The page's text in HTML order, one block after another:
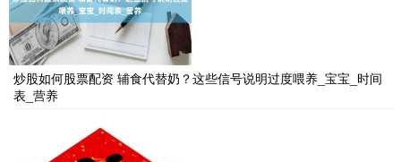
炒股如何股票配资 辅食代替奶？这些信号说明过度喂养_宝宝_时间
表_营养